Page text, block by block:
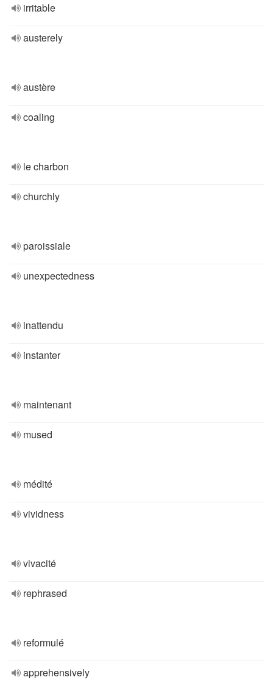
irritable
austerely
austère
coaling
le charbon
churchly
paroissiale
unexpectedness
inattendu
instanter
maintenant
mused
médité
vividness
vivacité
rephrased
reformulé
apprehensively